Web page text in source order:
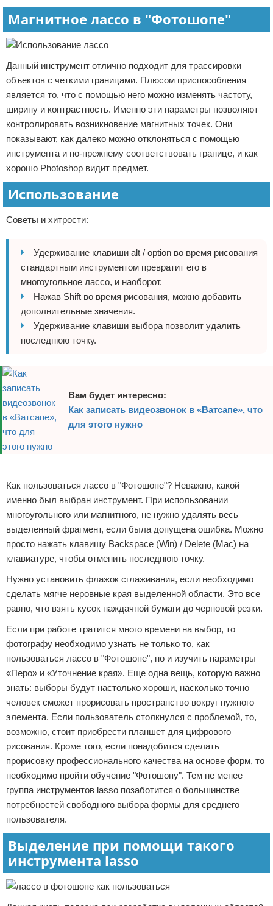
Магнитное лассо в "Фотошопе"
Данный инструмент отлично подходит для трассировки
объектов с четкими границами. Плюсом приспособления
является то, что с помощью него можно изменять частоту,
ширину и контрастность. Именно эти параметры позволяют
контролировать возникновение магнитных точек. Они
показывают, как далеко можно отклоняться с помощью
инструмента и по-прежнему соответствовать границе, и как
хорошо Photoshop видит предмет.
Использование
Советы и хитрости:
Удерживание клавиши alt / option во время рисования
стандартным инструментом превратит его в
многоугольное лассо, и наоборот.
Нажав Shift во время рисования, можно добавить
дополнительные значения.
Удерживание клавиши выбора позволит удалить
последнюю точку.
Вам будет интересно:
Как записать видеозвонок в «Ватсапе», что
для этого нужно
Как пользоваться лассо в "Фотошопе"? Неважно, какой
именно был выбран инструмент. При использовании
многоугольного или магнитного, не нужно удалять весь
выделенный фрагмент, если была допущена ошибка. Можно
просто нажать клавишу Backspace (Win) / Delete (Mac) на
клавиатуре, чтобы отменить последнюю точку.
Нужно установить флажок сглаживания, если необходимо
сделать мягче неровные края выделенной области. Это все
равно, что взять кусок наждачной бумаги до черновой резки.
Если при работе тратится много времени на выбор, то
фотографу необходимо узнать не только то, как
пользоваться лассо в "Фотошопе", но и изучить параметры
«Перо» и «Уточнение края». Еще одна вещь, которую важно
знать: выборы будут настолько хороши, насколько точно
человек сможет прорисовать пространство вокруг нужного
элемента. Если пользователь столкнулся с проблемой, то,
возможно, стоит приобрести планшет для цифрового
рисования. Кроме того, если понадобится сделать
прорисовку профессионального качества на основе форм, то
необходимо пройти обучение "Фотошопу". Тем не менее
группа инструментов lasso позаботится о большинстве
потребностей свободного выбора формы для среднего
пользователя.
Выделение при помощи такого
инструмента lasso